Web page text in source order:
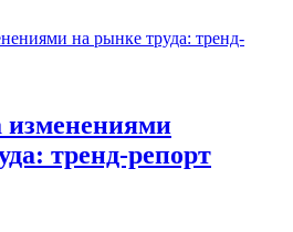
изменениями
тренд-репорт